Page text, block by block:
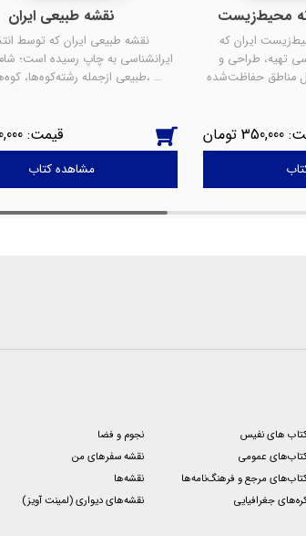
نقشه طبیعی ایران
نقشه طبیعی ایران که توسط
ایرانشناسی به چاپ رسیده است؛
طبیعی ازجمله رشته‌کوه‌ها، کوه‌ها، قله‌ها، …
مشاهده کتاب
محیط‌زیست
ایران که
تهیه، طراحی و
مناطق حفاظت‌شده،
350,000
های نفیس
عمومی
مرجع و فرهنگ‌نامه‌ها
جغرافیایی
نجوم و فضا
نقشه سفرهای من
نقشه‌ها
نقشه‌های دیواری (لمینت آویز)